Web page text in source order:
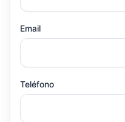
Email
Teléfono